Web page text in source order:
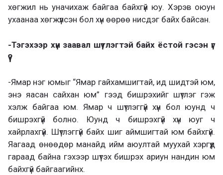
хөгжил нь уначихаж байгаа байхгүй юу. Хэрэв оюун
ухаанаа хөгжүүлсэн бол хүн өөрөө нисдэг байх байсан.
-Тэгэхээр хүн заавал шүтлэгтэй байх ёстой гэсэн үг
үү?
-Ямар нэг юмыг “Ямар гайхамшигтай, ид шидтэй юм,
энэ яасан сайхан юм” гээд бишрэхийг шүтлэг гэж
хэлж байгаа юм. Ямар ч шүтлэггүй хүн бол юунд ч
бишрэхгүй болно. Юунд ч бишрэхгүй хүн юуг ч
хайрлахгүй. Шүтлэггүй байх шиг аймшигтай юм байхгүй.
Яагаад өнөөдөр манайд ийм аюултай муухай хэргүүд
гараад байна гэхээр шүтэх бишрэх ариун нандин юм
байхгүй байгаагийнх.